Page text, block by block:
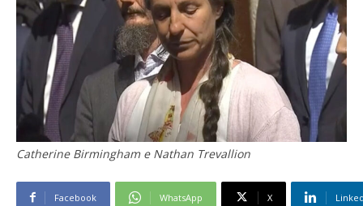
Catherine Birmingham e Nathan Trevallion
Facebook WhatsApp X